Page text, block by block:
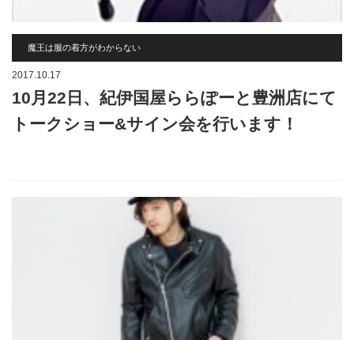
魔王は服の着方がわからない
2017.10.17
10月22日、紀伊国屋ららぽーと豊洲店にて
トークショー&サイン会を行います！